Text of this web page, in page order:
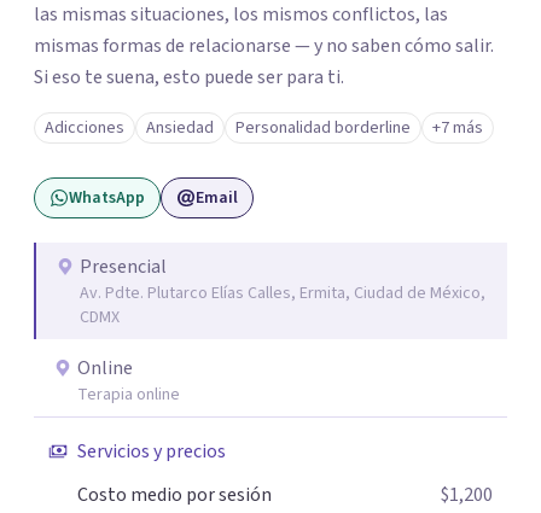
las mismas situaciones, los mismos conflictos, las
mismas formas de relacionarse — y no saben cómo salir.
Si eso te suena, esto puede ser para ti.
Adicciones Ansiedad Personalidad borderline +7 más
WhatsApp Email
Presencial
Av. Pdte. Plutarco Elías Calles, Ermita, Ciudad de México,
CDMX
Online
Terapia online
Servicios y precios
Costo medio por sesión
$1,200